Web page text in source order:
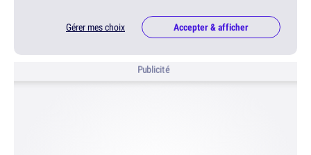
Gérer mes choix Accepter & afficher
Publicité